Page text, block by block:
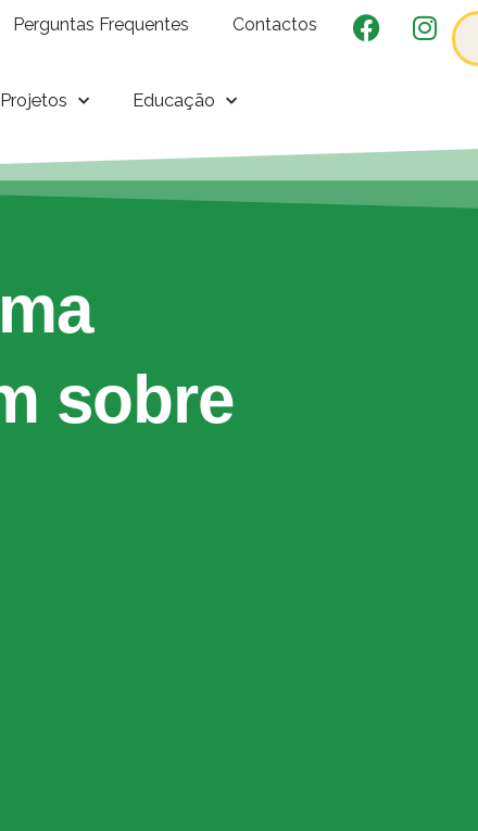
Perguntas Frequentes Contactos
Projetos Educação
sobre